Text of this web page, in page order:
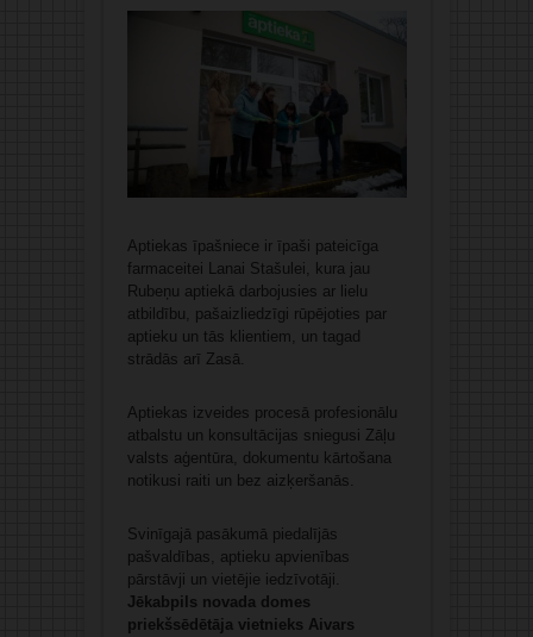
Aptiekas īpašniece ir īpaši pateicīga
farmaceitei Lanai Stašulei, kura jau
Rubeņu aptiekā darbojusies ar lielu
atbildību, pašaizliedzīgi rūpējoties par
aptieku un tās klientiem, un tagad
strādās arī Zasā.
Aptiekas izveides procesā profesionālu
atbalstu un konsultācijas sniegusi Zāļu
valsts aģentūra, dokumentu kārtošana
notikusi raiti un bez aizķeršanās.
Svinīgajā pasākumā piedalījās
pašvaldības, aptieku apvienības
pārstāvji un vietējie iedzīvotāji.
Jēkabpils novada domes
priekšsēdētāja vietnieks Aivars